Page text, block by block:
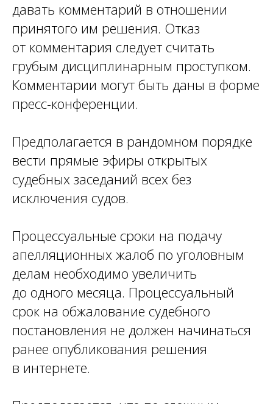
давать комментарий в отношении
принятого им решения. Отказ
от комментария следует считать
грубым дисциплинарным проступком.
Комментарии могут быть даны в форме
пресс-конференции.
Предполагается в рандомном порядке
вести прямые эфиры открытых
судебных заседаний всех без
исключения судов.
Процессуальные сроки на подачу
апелляционных жалоб по уголовным
делам необходимо увеличить
до одного месяца. Процессуальный
срок на обжалование судебного
постановления не должен начинаться
ранее опубликования решения
в интернете.